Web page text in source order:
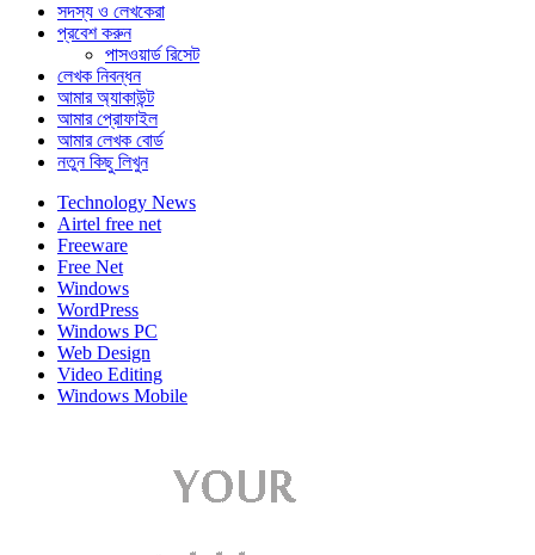
সদস্য ও লেখকেরা
প্রবেশ করুন
পাসওয়ার্ড রিসেট
লেখক নিবন্ধন
আমার অ্যাকাউন্ট
আমার প্রোফাইল
আমার লেখক বোর্ড
নতুন কিছু লিখুন
Technology News
Airtel free net
Freeware
Free Net
Windows
WordPress
Windows PC
Web Design
Video Editing
Windows Mobile